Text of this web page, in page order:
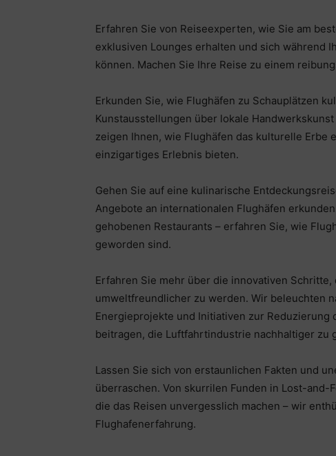
Erfahren Sie von Reiseexperten, wie Sie am
exklusiven Lounges erhalten und sich während
können. Machen Sie Ihre Reise zu einem
Erkunden Sie, wie Flughäfen zu Schauplätzen
Kunstausstellungen über lokale
zeigen Ihnen, wie Flughäfen das kulturelle Erbe
einzigartiges Erlebnis bieten.
Gehen Sie auf eine kulinarische
Angebote an internationalen Flughäfen
gehobenen Restaurants – erfahren Sie, wie
geworden sind.
Erfahren Sie mehr über die innovativen
umweltfreundlicher zu werden. Wir beleuchten
Energieprojekte und Initiativen zur Reduzierung
beitragen, die Luftfahrtindustrie nachhaltiger zu
Lassen Sie sich von erstaunlichen Fakten und
überraschen. Von skurrilen Funden in Lost-
die das Reisen unvergesslich machen – wir
Flughafenerfahrung.